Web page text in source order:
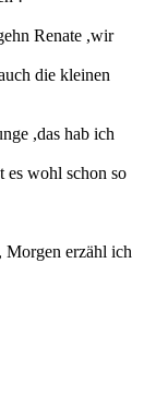
Renate ,wir
die kleinen
,das hab ich
es wohl schon so
Morgen erzähl ich